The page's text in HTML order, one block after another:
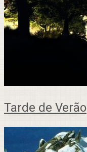
Tarde de Verão